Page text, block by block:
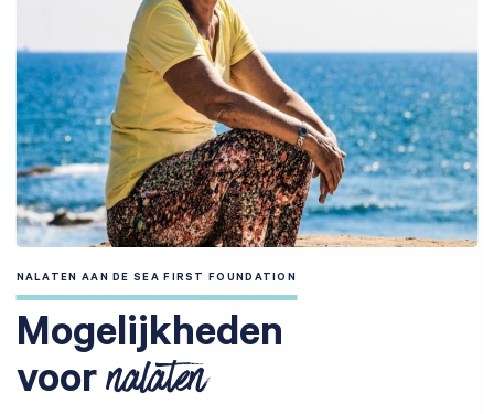
Zoeken naar
NALATEN AAN DE SEA FIRST FOUNDATION
Mogelijkheden
voornalaten